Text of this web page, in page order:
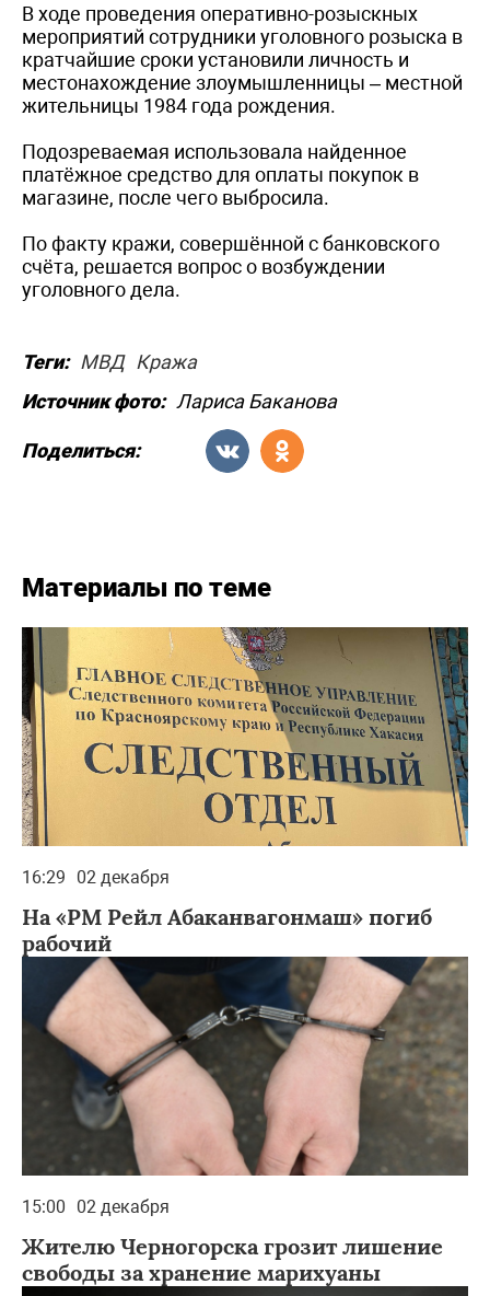
В ходе проведения оперативно-розыскных
мероприятий сотрудники уголовного розыска в
кратчайшие сроки установили личность и
местонахождение злоумышленницы – местной
жительницы 1984 года рождения.
Подозреваемая использовала найденное
платёжное средство для оплаты покупок в
магазине, после чего выбросила.
По факту кражи, совершённой с банковского
счёта, решается вопрос о возбуждении
уголовного дела.
Теги: МВД Кража
Источник фото: Лариса Баканова
Поделиться:
Материалы по теме
16:29 02 декабря
На «РМ Рейл Абаканвагонмаш» погиб
рабочий
15:00 02 декабря
Жителю Черногорска грозит лишение
свободы за хранение марихуаны